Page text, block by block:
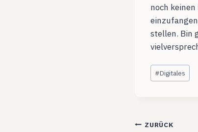
noch
stellen. Bin
Schlagworte:
#Digitales
ZURÜCK